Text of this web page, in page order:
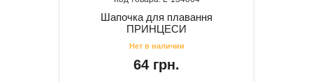
Шапочка для плавання
ПРИНЦЕСИ
64 грн.